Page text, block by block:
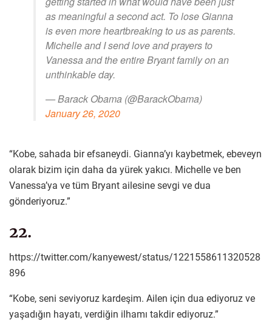
as meaningful a second act. To lose Gianna
is even more heartbreaking to us as parents.
Michelle and I send love and prayers to
Vanessa and the entire Bryant family on an
unthinkable day.
— Barack Obama (@BarackObama)
January 26, 2020
“Kobe, sahada bir efsaneydi. Gianna’yı kaybetmek, ebeveyn
olarak bizim için daha da yürek yakıcı. Michelle ve ben
Vanessa’ya ve tüm Bryant ailesine sevgi ve dua
gönderiyoruz.”
22.
https://twitter.com/kanyewest/status/1221558611320528
896
“Kobe, seni seviyoruz kardeşim. Ailen için dua ediyoruz ve
yaşadığın hayatı, verdiğin ilhamı takdir ediyoruz.”